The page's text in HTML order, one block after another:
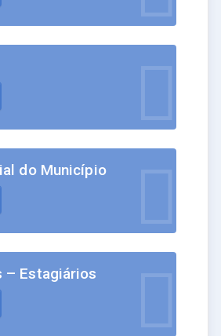
do Município
– Estagiários